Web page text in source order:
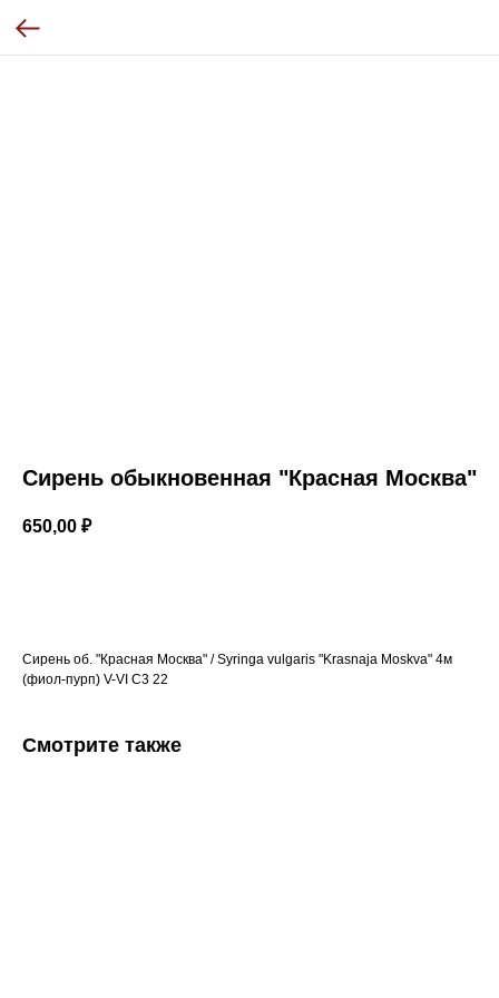
Сирень обыкновенная "Красная Москва"
650,00 ₽
Сирень об. "Красная Москва" / Syringa vulgaris "Krasnaja Moskva" 4м
(фиол-пурп) V-VI C3 22
Смотрите также